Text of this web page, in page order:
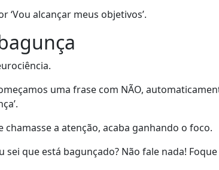
‘Vou alcançar meus objetivos’.
uma frase com NÃO,
a atenção, acaba ganhando o foco.
sei que está bagunçado? Não fale nada!